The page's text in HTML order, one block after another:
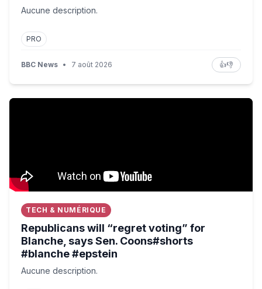
Aucune description.
PRO
BBC News • 7 août 2026 👍👎
Republicans will “regret voting” for Blanche, says Sen.
TECH & NUMÉRIQUE
Republicans will “regret voting” for
Blanche, says Sen. Coons#shorts
#blanche #epstein
Aucune description.